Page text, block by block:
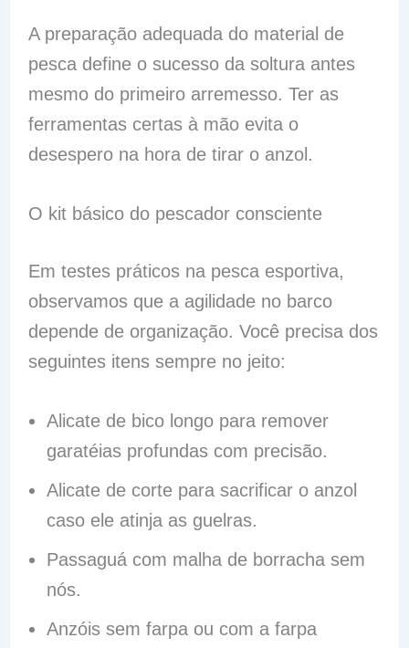
A preparação adequada do material de
pesca define o sucesso da soltura antes
mesmo do primeiro arremesso. Ter as
ferramentas certas à mão evita o
desespero na hora de tirar o anzol.
O kit básico do pescador consciente
Em testes práticos na pesca esportiva,
observamos que a agilidade no barco
depende de organização. Você precisa dos
seguintes itens sempre no jeito:
Alicate de bico longo para remover
garatéias profundas com precisão.
Alicate de corte para sacrificar o anzol
caso ele atinja as guelras.
Passaguá com malha de borracha sem
nós.
Anzóis sem farpa ou com a farpa